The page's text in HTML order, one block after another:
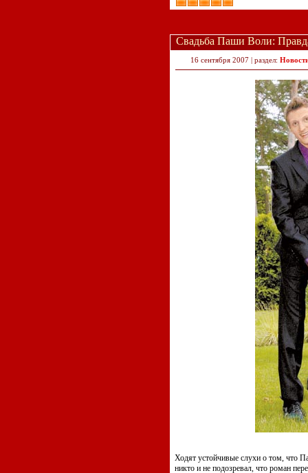
Свадьба Паши Воли:
16 сентября 2007 | раздел:
Ходят устойчивые слухи о том, что
никто и не подозревал, что роман